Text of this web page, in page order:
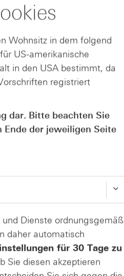
erhalten
Technische
wie
Wohnsitz in dem folgend
US-amerikanische
in den USA bestimmt, da
registriert
dar. Bitte beachten Sie
Ende der jeweiligen Seite
Dienste ordnungsgemäß
daher automatisch
für 30 Tage zu
Sie diesen akzeptieren